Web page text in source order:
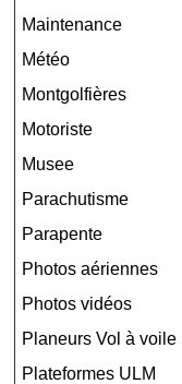
Maintenance
Météo
Montgolfières
Motoriste
Musee
Parachutisme
Parapente
Photos aériennes
Photos vidéos
Planeurs Vol à voile
Plateformes ULM